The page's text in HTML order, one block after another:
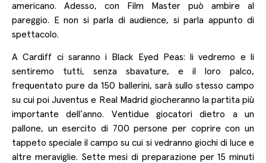
americano. Adesso, con Film Master può ambire al
pareggio. E non si parla di audience, si parla appunto di
spettacolo.
A Cardiff ci saranno i Black Eyed Peas: li vedremo e li
sentiremo tutti, senza sbavature, e il loro palco,
frequentato pure da 150 ballerini, sarà sullo stesso campo
su cui poi Juventus e Real Madrid giocheranno la partita più
importante dell’anno. Ventidue giocatori dietro a un
pallone, un esercito di 700 persone per coprire con un
tappeto speciale il campo su cui si vedranno giochi di luce e
altre meraviglie. Sette mesi di preparazione per 15 minuti